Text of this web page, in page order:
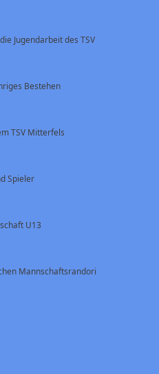
Jugendarbeit des TSV
Bestehen
TSV Mitterfels
Spieler
U13
Mannschaftsrandori